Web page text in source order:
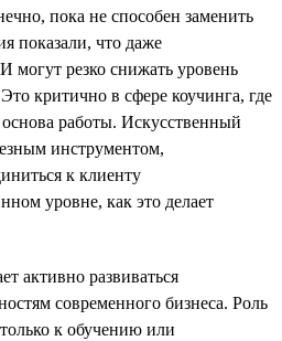
пока не способен заменить
показали, что даже
могут резко снижать уровень
критично в сфере коучинга, где
работы. Искусственный
инструментом,
к клиенту
уровне, как это делает
активно развиваться
современного бизнеса. Роль
к обучению или